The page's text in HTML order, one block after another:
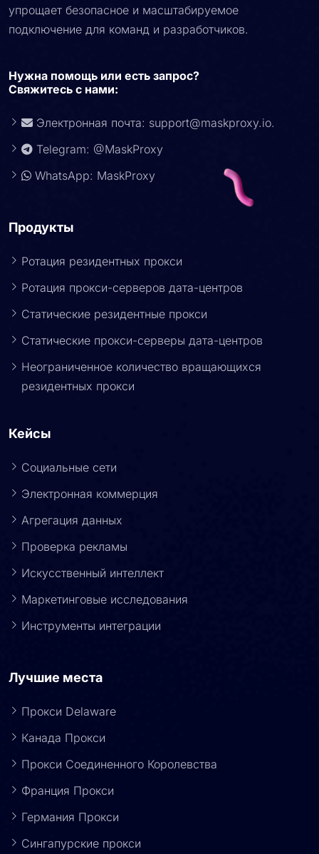
упрощает безопасное и масштабируемое
подключение для команд и разработчиков.
Нужна помощь или есть запрос?
Свяжитесь с нами:
Электронная почта: support@maskproxy.io.
Telegram: @MaskProxy
WhatsApp: MaskProxy
Продукты
Ротация резидентных прокси
Ротация прокси-серверов дата-центров
Статические резидентные прокси
Статические прокси-серверы дата-центров
Неограниченное количество вращающихся
резидентных прокси
Кейсы
Социальные сети
Электронная коммерция
Агрегация данных
Проверка рекламы
Искусственный интеллект
Маркетинговые исследования
Инструменты интеграции
Лучшие места
Прокси Delaware
Канада Прокси
Прокси Соединенного Королевства
Франция Прокси
Германия Прокси
Сингапурские прокси